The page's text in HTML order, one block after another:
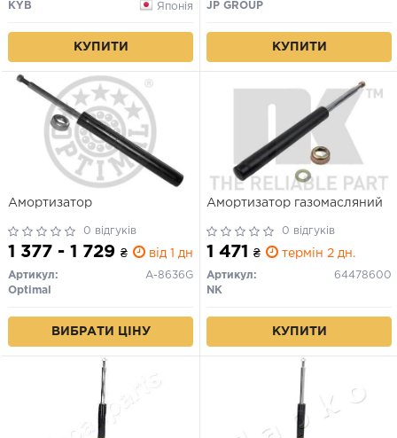
KYB Японія
КУПИТИ
JP GROUP
КУПИТИ
Амортизатор
0 відгуків
1 377 - 1 729 ₴ від 1 дн.
Артикул:
A-8636G
Optimal
ВИБРАТИ ЦІНУ
Амортизатор газомасляний
0 відгуків
1 471 ₴ термін 2 дн.
Артикул:
64478600
NK
КУПИТИ